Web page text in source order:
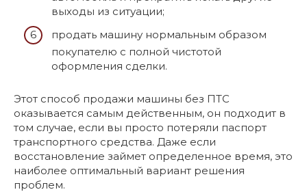
выходы из ситуации;
продать машину нормальным образом
покупателю с полной чистотой
оформления сделки.
Этот способ продажи машины без ПТС
оказывается самым действенным, он подходит в
том случае, если вы просто потеряли паспорт
транспортного средства. Даже если
восстановление займет определенное время, это
наиболее оптимальный вариант решения
проблем.